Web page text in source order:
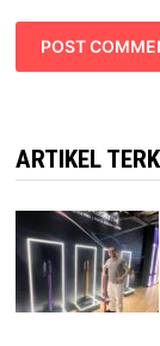
ARTIKEL